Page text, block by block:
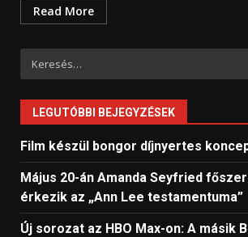
Read More
Keresés:
LEGUTÓBBI BEJEGYZÉSEK
Film készül bongor díjnyertes
Május 20-án Amanda Seyfried
érkezik az „Ann Lee testamentuma”
Új sorozat az HBO Max-on: A másik